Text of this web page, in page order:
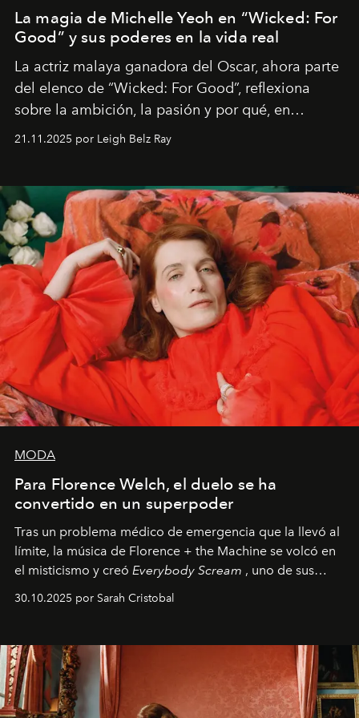
La magia de Michelle Yeoh en “Wicked: For
Good” y sus poderes en la vida real
La actriz malaya ganadora del Oscar, ahora parte
del elenco de “Wicked: For Good”, reflexiona
sobre la ambición, la pasión y por qué, en
ocasiones, la introspección puede esperar. “Es
importa si no lo entienden’”, confiesa.
21.11.2025 por Leigh Belz Ray
MODA
Para Florence Welch, el duelo se ha
convertido en un superpoder
Tras un problema médico de emergencia que la llevó al
límite, la música de Florence + the Machine se volcó en
el misticismo y creó Everybody Scream , uno de sus
álbumes más profundos hasta la fecha.
30.10.2025 por Sarah Cristobal